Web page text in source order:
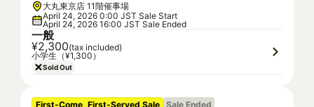
大丸東京店 11階催事場
April 24, 2026 0:00 JST Sale Start
April 24, 2026 16:00 JST Sale Ended
一般
¥2,300(tax included)
小学生（¥1,300）
Sold Out
First-Come, First-Served Sale Sale Ended